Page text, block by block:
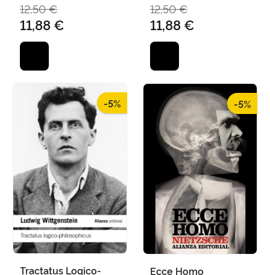
12,50 €
11,88 €
12,50 €
11,88 €
-5%
Tractatus Logico-
-5%
Ecce Homo